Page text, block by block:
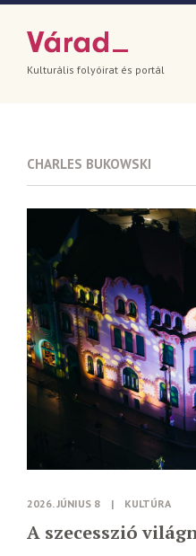
Kulturális folyóirat és portál
CHARLES BUKOWSKI
2026. JÚNIUS 8 | KULTÚRA
A szecesszió